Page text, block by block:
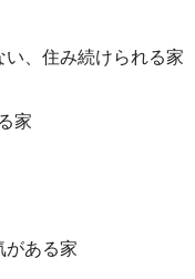
、住み続けられる家
家
がある家